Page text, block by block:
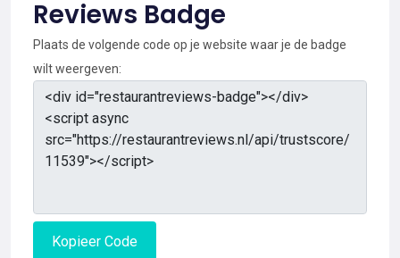
Reviews Badge
Plaats de volgende code op je website waar je de badge
wilt weergeven:
Kopieer Code